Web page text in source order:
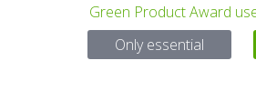
Green Product Award
Only essential